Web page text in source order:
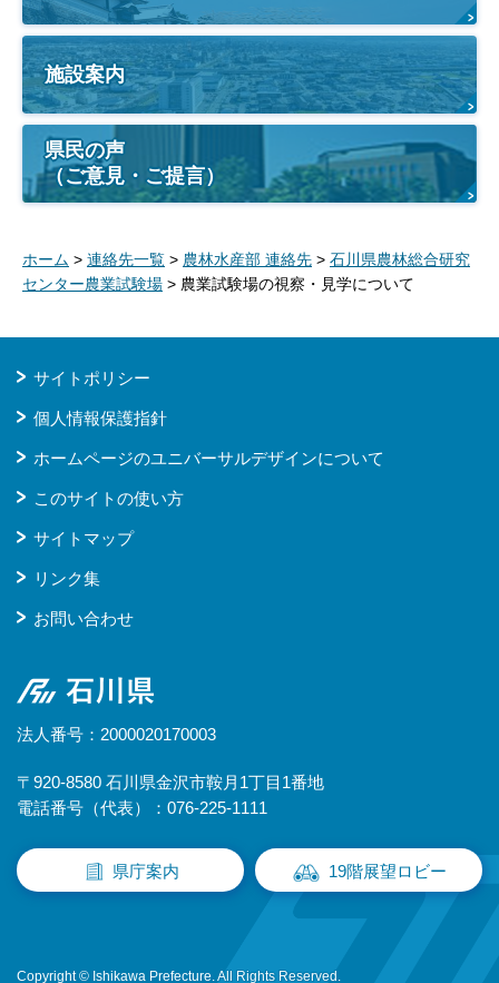
施設案内
県民の声
（ご意見・ご提言）
ホーム > 連絡先一覧 > 農林水産部 連絡先 > 石川県農林総合研究
センター農業試験場 > 農業試験場の視察・見学について
サイトポリシー
個人情報保護指針
ホームページのユニバーサルデザインについて
このサイトの使い方
サイトマップ
リンク集
お問い合わせ
石川県
法人番号：2000020170003
〒920-8580 石川県金沢市鞍月1丁目1番地
電話番号（代表）：076-225-1111
県庁案内 19階展望ロビー
Copyright © Ishikawa Prefecture. All Rights Reserved.